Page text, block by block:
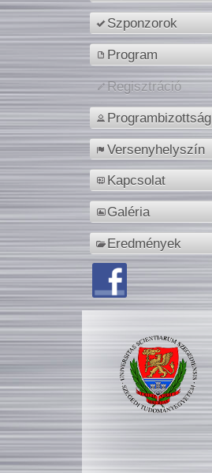
Szponzorok
Program
Regisztráció
Programbizottság
Versenyhelyszín
Kapcsolat
Galéria
Eredmények